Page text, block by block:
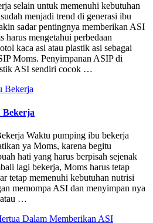
selain untuk memenuhi kebutuhan
menjadi trend di generasi ibu
sadar pentingnya memberikan ASI
harus mengetahui perbedaan
kaca asi atau plastik asi sebagai
Moms. Penyimpanan ASIP di
ASI sendiri cocok …
Bekerja
Waktu pumping ibu bekerja
ya Moms, karena begitu
hati yang harus berpisah sejenak
lagi bekerja, Moms harus tetap
tetap memenuhi kebutuhan nutrisi
memompa ASI dan menyimpan nya
…